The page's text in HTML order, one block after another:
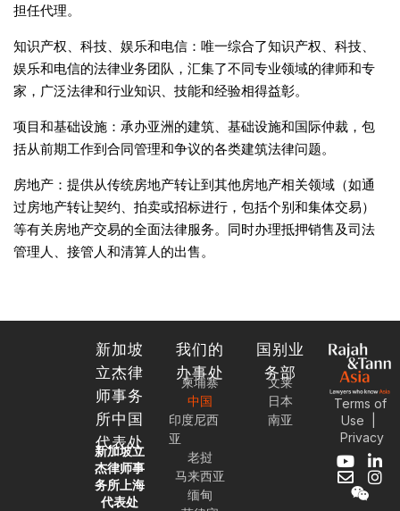
担任代理。
知识产权、科技、娱乐和电信：唯一综合了知识产权、科技、
娱乐和电信的法律业务团队，汇集了不同专业领域的律师和专
家，广泛法律和行业知识、技能和经验相得益彰。
项目和基础设施：承办亚洲的建筑、基础设施和国际仲裁，包
括从前期工作到合同管理和争议的各类建筑法律问题。
房地产：提供从传统房地产转让到其他房地产相关领域（如通
过房地产转让契约、拍卖或招标进行，包括个别和集体交易）
等有关房地产交易的全面法律服务。同时办理抵押销售及司法
管理人、接管人和清算人的出售。
新加坡
立杰律
师事务
所中国
代表处
新加坡立
杰律师事
务所上海
代表处
我们的
办事处
柬埔寨
中国
印度尼西
亚
老挝
马来西亚
缅甸
国别业
务部
文莱
日本
南亚
Terms of
Use
Privacy
Y
o
u
L
i
E
n
v
I
n
W
e
i